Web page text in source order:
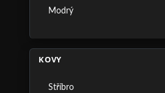
Modrý
KOVY
Stříbro